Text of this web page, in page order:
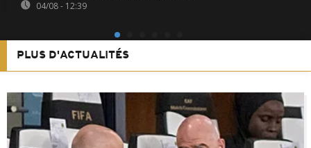
04/08 - 12:39
PLUS D'ACTUALITÉS